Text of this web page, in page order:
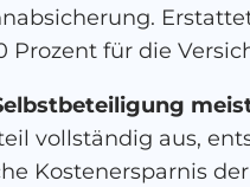
Prozent für die
vollständig aus,
Kostenersparnis